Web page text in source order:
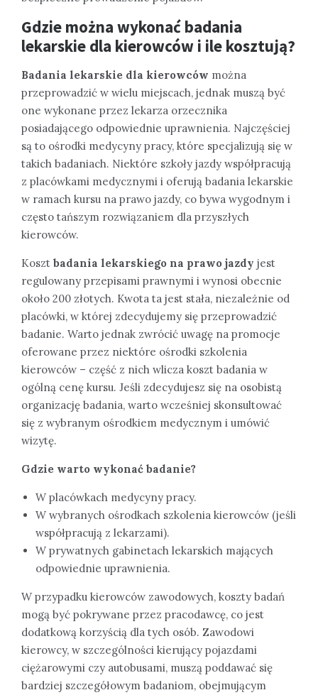
Gdzie można wykonać badania
lekarskie dla kierowców i ile kosztują?
Badania lekarskie dla kierowców można
przeprowadzić w wielu miejscach, jednak muszą być
one wykonane przez lekarza orzecznika
posiadającego odpowiednie uprawnienia. Najczęściej
są to ośrodki medycyny pracy, które specjalizują się w
takich badaniach. Niektóre szkoły jazdy współpracują
z placówkami medycznymi i oferują badania lekarskie
w ramach kursu na prawo jazdy, co bywa wygodnym i
często tańszym rozwiązaniem dla przyszłych
kierowców.
Koszt badania lekarskiego na prawo jazdy jest
regulowany przepisami prawnymi i wynosi obecnie
około 200 złotych. Kwota ta jest stała, niezależnie od
placówki, w której zdecydujemy się przeprowadzić
badanie. Warto jednak zwrócić uwagę na promocje
oferowane przez niektóre ośrodki szkolenia
kierowców – część z nich wlicza koszt badania w
ogólną cenę kursu. Jeśli zdecydujesz się na osobistą
organizację badania, warto wcześniej skonsultować
się z wybranym ośrodkiem medycznym i umówić
wizytę.
Gdzie warto wykonać badanie?
W placówkach medycyny pracy.
W wybranych ośrodkach szkolenia kierowców (jeśli
współpracują z lekarzami).
W prywatnych gabinetach lekarskich mających
odpowiednie uprawnienia.
W przypadku kierowców zawodowych, koszty badań
mogą być pokrywane przez pracodawcę, co jest
dodatkową korzyścią dla tych osób. Zawodowi
kierowcy, w szczególności kierujący pojazdami
ciężarowymi czy autobusami, muszą poddawać się
bardziej szczegółowym badaniom, obejmującym